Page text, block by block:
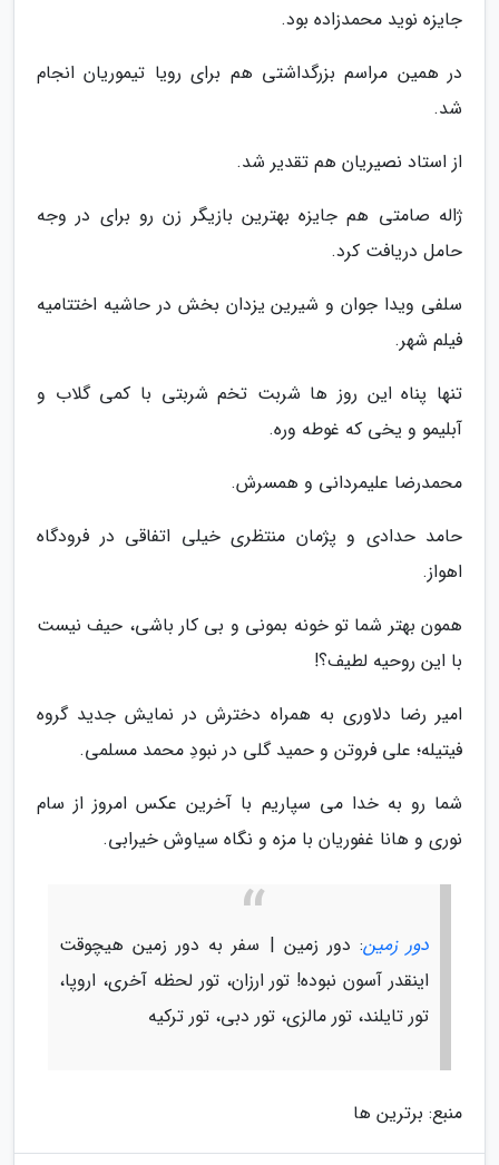
جایزه نوید محمدزاده بود.
در همین مراسم بزرگداشتی هم برای رویا تیموریان انجام
شد.
از استاد نصیریان هم تقدیر شد.
ژاله صامتی هم جایزه بهترین بازیگر زن رو برای در وجه
حامل دریافت کرد.
سلفی ویدا جوان و شیرین یزدان بخش در حاشیه اختتامیه
فیلم شهر.
تنها پناه این روز ها شربت تخم شربتی با کمی گلاب و
آبلیمو و یخی که غوطه وره.
محمدرضا علیمردانی و همسرش.
حامد حدادی و پژمان منتظری خیلی اتفاقی در فرودگاه
اهواز.
همون بهتر شما تو خونه بمونی و بی کار باشی، حیف نیست
با این روحیه لطیف؟!
امیر رضا دلاوری به همراه دخترش در نمایش جدید گروه
فیتیله؛ علی فروتن و حمید گلی در نبودِ محمد مسلمی.
شما رو به خدا می سپاریم با آخرین عکس امروز از سام
نوری و هانا غفوریان با مزه و نگاه سیاوش خیرابی.
دور زمین: دور زمین | سفر به دور زمین هیچوقت
اینقدر آسون نبوده! تور ارزان، تور لحظه آخری، اروپا،
تور تایلند، تور مالزی، تور دبی، تور ترکیه
منبع: برترین ها